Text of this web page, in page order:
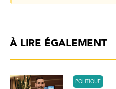
À LIRE ÉGALEMENT
POLITIQUE